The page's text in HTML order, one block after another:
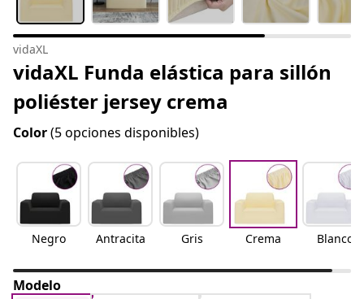
vidaXL
vidaXL Funda elástica para sillón
poliéster jersey crema
Color(5 opciones disponibles)
Negro Antracita Gris Crema Blanco
Modelo